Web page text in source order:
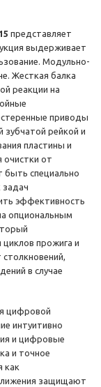
представляет
выдерживает
Модульно-
Жесткая балка
реакции на
приводы
зубчатой ​​рейкой и
пластины и
от
быть специально
задач
эффективность
опциональным
прожига и
в случае
цифровой
интуитивно
и цифровые
и точное
как
защищают